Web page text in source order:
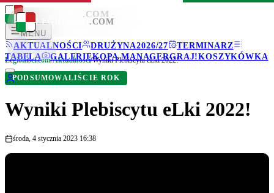
LEGIONISCI .COM
MENU
AKTUALNOŚCI
DRUŻYNA2026/27
TERMINARZ
TABELA
GALERIEKOPA MANAGERGRAJ!KOSZYKÓWKA
LEGIONISCI .COM
Legionisci.com/Aktualności/Wyniki Plebiscytu eLki 2022!
PODSUMOWALIŚCIE ROK
Wyniki Plebiscytu eLki 2022!
środa, 4 stycznia 2023 16:38